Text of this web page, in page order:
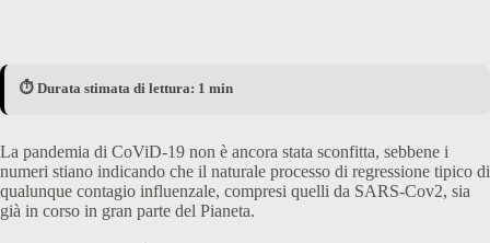
⏱️ Durata stimata di lettura: 1 min
La pandemia di CoViD-19 non è ancora stata sconfitta, sebbene i
numeri stiano indicando che il naturale processo di regressione tipico di
qualunque contagio influenzale, compresi quelli da SARS-Cov2, sia
già in corso in gran parte del Pianeta.